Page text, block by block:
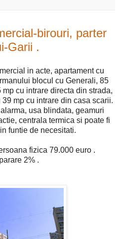
birouri, parter
Garii .
in acte, apartament cu
blocul cu Generali, 85
cu intrare directa din strada,
mp cu intrare din casa scarii.
usa blindata, geamuri
centrala termica si poate fi
funtie de necesitati.
fizica 79.000 euro .
2% .